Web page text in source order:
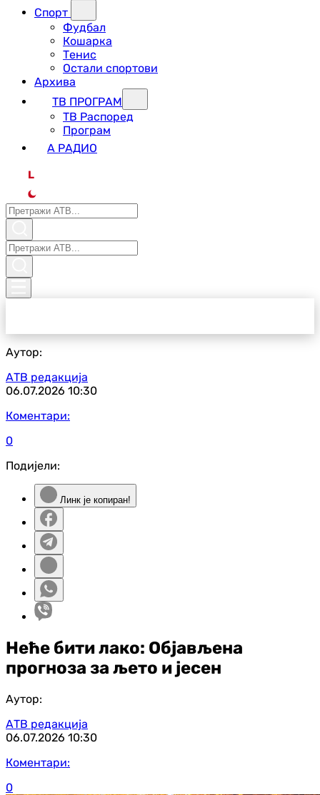
Спорт
Фудбал
Кошарка
Тенис
Остали спортови
Архива
ТВ ПРОГРАМ
ТВ Распоред
Програм
А РАДИО
L
Аутор:
АТВ редакција
06.07.2026 10:30
Коментари:
0
Подијели:
Линк је копиран!
Неће бити лако: Објављена
прогноза за љето и јесен
Аутор:
АТВ редакција
06.07.2026 10:30
Коментари:
0